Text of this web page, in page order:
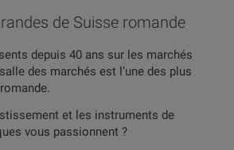
de Suisse romande
depuis 40 ans sur les marchés
des marchés est l’une des plus
et les instruments de
vous passionnent ?